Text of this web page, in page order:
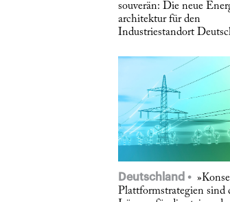
souverän: Die neue
architektur für den
Industriestandort
Deutschland
Plattformstrategien sind